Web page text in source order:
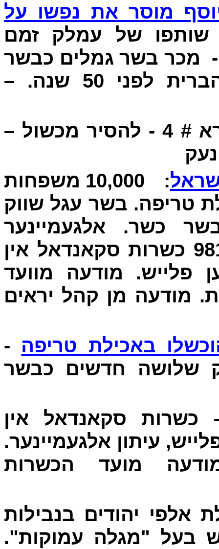
מוסר את נפשו על
של עמלק זמם
- מכר בשר גמלים כבשר
כשר, כמו שהיה בארצות הברית לפני 50 שנה. –
- קול קורא # 4 - להסיר מכשול –
: 10,000 משפחות
טריפה. בשר עגל שווק
כשר. אלגעמיינער
זשורנאל סעפטעמבער 25 '981 כשרות סקאנדאל אין
פלייש. מודעה מוועד
מודעה מן קהל יראים
באכילת טריפה -
שלושה חדשים כבשר
נאבעמבער 981' – כשרות סקאנדאל אין
עיתון אלגעמיינער.
מועד הכשרות
אלפי יהודים בנבילות
בעל "מגלה עמוקות".